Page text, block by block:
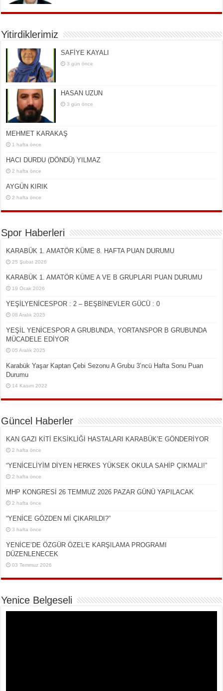
Yitirdiklerimiz
SAFİYE KAYALI
3 gün önce
HASAN UZUN
3 gün önce
MEHMET KARAKAŞ
1 hafta önce
HACI DURDU (DÖNDÜ) YILMAZ
2 hafta önce
AYGÜN KIRIK
2 hafta önce
Spor Haberleri
KARABÜK 1. AMATÖR KÜME 8. HAFTA PUAN DURUMU
25 Şubat 2026
KARABÜK 1. AMATÖR KÜME A VE B GRUPLARI PUAN DURUMU
19 Ocak 2026
YEŞİLYENİCESPOR : 2 – BEŞBİNEVLER GÜCÜ : 0
08 Aralık 2025
YEŞİL YENİCESPOR A GRUBUNDA, YORTANSPOR B GRUBUNDA
MÜCADELE EDİYOR
05 Aralık 2025
Karabük Yaşar Kaptan Çebi Sezonu A Grubu 3’ncü Hafta Sonu Puan
Durumu
14 Kasım 2022
Güncel Haberler
KAN GAZI KİTİ EKSİKLİĞİ HASTALARI KARABÜK’E GÖNDERİYOR
2 hafta önce
“YENİCELİYİM DİYEN HERKES YÜKSEK OKULA SAHİP ÇIKMALI!”
2 hafta önce
MHP KONGRESİ 26 TEMMUZ 2026 PAZAR GÜNÜ YAPILACAK
2 hafta önce
“YENİCE GÖZDEN Mİ ÇIKARILDI?”
3 hafta önce
YENİCE’DE ÖZGÜR ÖZEL’E KARŞILAMA PROGRAMI
DÜZENLENECEK
03 Temmuz 2026
Yenice Belgeseli